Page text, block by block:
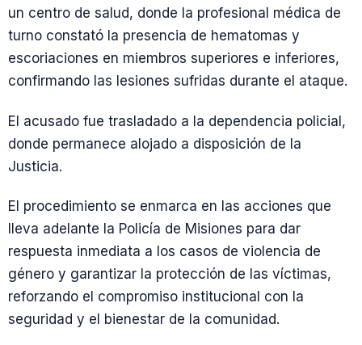
un centro de salud, donde la profesional médica de
turno constató la presencia de hematomas y
escoriaciones en miembros superiores e inferiores,
confirmando las lesiones sufridas durante el ataque.
El acusado fue trasladado a la dependencia policial,
donde permanece alojado a disposición de la
Justicia.
El procedimiento se enmarca en las acciones que
lleva adelante la Policía de Misiones para dar
respuesta inmediata a los casos de violencia de
género y garantizar la protección de las víctimas,
reforzando el compromiso institucional con la
seguridad y el bienestar de la comunidad.